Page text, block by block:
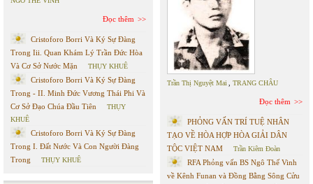
Đọc thêm
Cristoforo Borri Và Ký Sự Đàng
Trong Iii. Quan Khám Lý Trần Đức Hòa
Và Cơ Sở Nước Mặn
THỤY KHUÊ
Cristoforo Borri Và Ký Sự Đàng
Trong - II. Minh Đức Vương Thái Phi Và
Cơ Sở Đạo Chúa Đầu Tiên
THỤY
KHUÊ
Cristoforo Borri Và Ký Sự Đàng
Trong I. Đất Nước Và Con Người Đàng
Trong
THỤY KHUÊ
Trần Thị Nguyệt Mai TRANG CHÂU
Đọc thêm
PHỎNG VẤN TRÍ TUỆ NHÂN
TẠO VỀ HÒA HỢP HÒA GIẢI DÂN
TỘC VIỆT NAM
Trần Kiêm Đoàn
RFA Phỏng vấn BS Ngô Thế Vinh
về Kênh Funan và Đồng Bằng Sông Cửu